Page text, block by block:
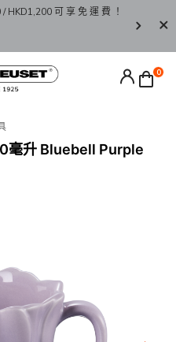
HKD1,200 可 享 免 運 費 ！
0
毫升 Bluebell Purple